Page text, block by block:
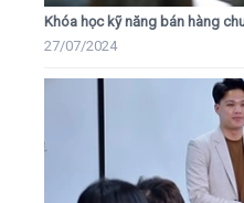
Khóa học kỹ năng bán hàng
27/07/2024